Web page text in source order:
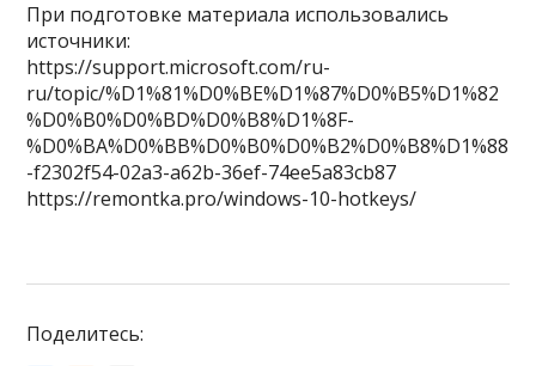
При подготовке материала использовались
источники:
https://support.microsoft.com/ru-
ru/topic/%D1%81%D0%BE%D1%87%D0%B5%D1%82
%D0%B0%D0%BD%D0%B8%D1%8F-
%D0%BA%D0%BB%D0%B0%D0%B2%D0%B8%D1%88
-f2302f54-02a3-a62b-36ef-74ee5a83cb87
https://remontka.pro/windows-10-hotkeys/
Поделитесь: